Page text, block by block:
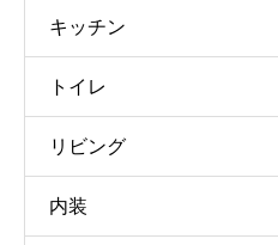
キッチン
トイレ
リビング
内装